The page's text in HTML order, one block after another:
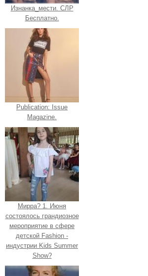
Изнанка_мести. СЛР
Бесплатно.
Publication: Issue
Magazine.
Мирра? 1. Июня
состоялось грандиозное
мероприятие в сфере
детской Fashion -
индустрии Kids Summer
Show?